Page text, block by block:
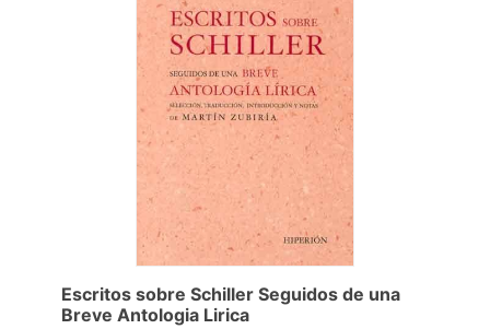
Escritos sobre Schiller Seguidos de una
Breve Antologia Lirica